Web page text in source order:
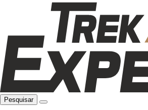
Pesquisar